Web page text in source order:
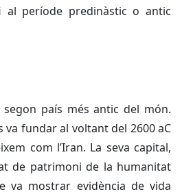
període predinàstic o antic
segon país més antic del món.
va fundar al voltant del 2600 aC
com l’Iran. La seva capital,
de patrimoni de la humanitat
va mostrar evidència de vida